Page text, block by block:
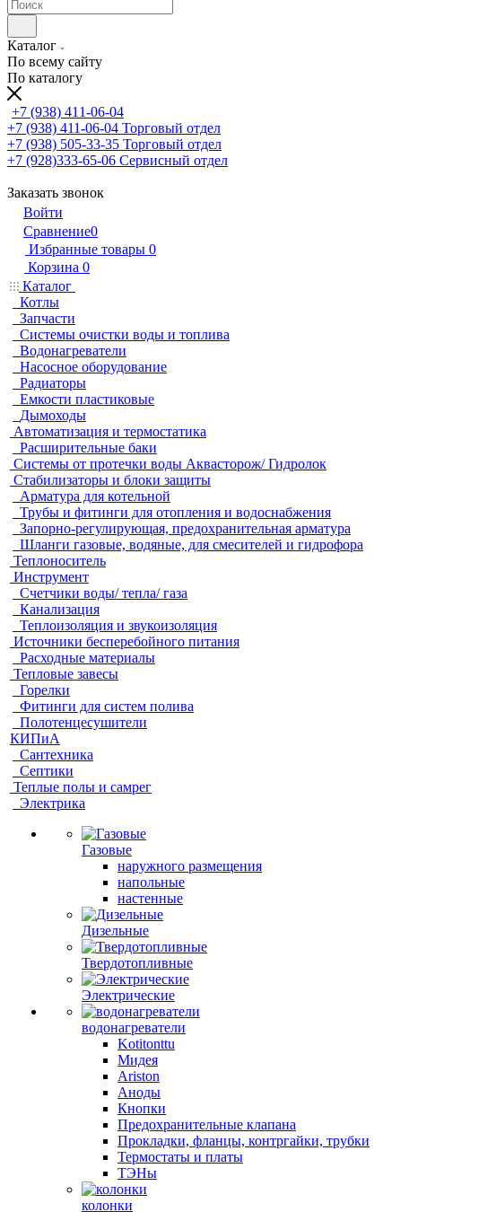
Каталог
По всему сайту
По каталогу
+7 (938) 411-06-04
+7 (938) 411-06-04 Торговый отдел
+7 (938) 505-33-35 Торговый отдел
+7 (928)333-65-06 Сервисный отдел
Заказать звонок
Войти
Сравнение0
Избранные товары 0
Корзина 0
Каталог
Котлы
Запчасти
Системы очистки воды и топлива
Водонагреватели
Насосное оборудование
Радиаторы
Емкости пластиковые
Дымоходы
Автоматизация и термостатика
Расширительные баки
Системы от протечки воды Аквасторож/ Гидролок
Стабилизаторы и блоки защиты
Арматура для котельной
Трубы и фитинги для отопления и водоснабжения
Запорно-регулирующая, предохранительная арматура
Шланги газовые, водяные, для смесителей и гидрофора
Теплоноситель
Инструмент
Счетчики воды/ тепла/ газа
Канализация
Теплоизоляция и звукоизоляция
Источники бесперебойного питания
Расходные материалы
Тепловые завесы
Горелки
Фитинги для систем полива
Полотенцесушители
КИПиА
Сантехника
Септики
Теплые полы и самрег
Электрика
Газовые
наружного размещения
напольные
настенные
Дизельные
Твердотопливные
Электрические
водонагреватели
Kotitonttu
Мидея
Ariston
Аноды
Кнопки
Предохранительные клапана
Прокладки, фланцы, контргайки, трубки
Термостаты и платы
ТЭНы
колонки